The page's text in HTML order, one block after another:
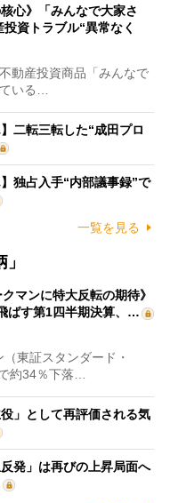
心》「みんなで大家さ
資トラブル“異常なく
動産投資商品「みんなで
いる…
二転三転した“成田プロ
独占入手“内部議事録”で
一覧を見る
マンに特大反転の期待》
ばす第1四半期決算、…
東証スタンダード・
約34％下落…
」として再評価される気
発」は再びの上昇局面へ